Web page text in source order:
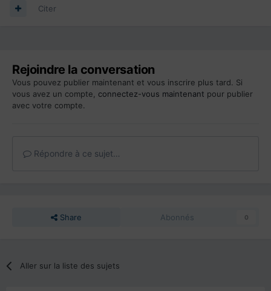
Citer
Rejoindre la conversation
Vous pouvez publier maintenant et vous inscrire plus tard. Si
vous avez un compte, connectez-vous maintenant pour publier
avec votre compte.
Répondre à ce sujet…
Share Abonnés 0
Aller sur la liste des sujets